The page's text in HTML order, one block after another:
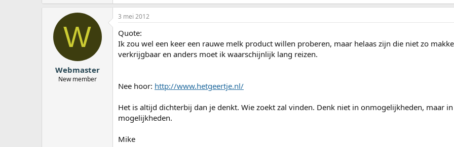
W
Webmaster
New member
3 mei 2012
Quote:
Ik zou wel een keer een rauwe melk product willen proberen, maar helaas zijn die niet zo
verkrijgbaar en anders moet ik waarschijnlijk lang reizen.
Nee hoor: http://www.hetgeertje.nl/
Het is altijd dichterbij dan je denkt. Wie zoekt zal vinden. Denk niet in onmogelijkheden, maar in
mogelijkheden.
Mike